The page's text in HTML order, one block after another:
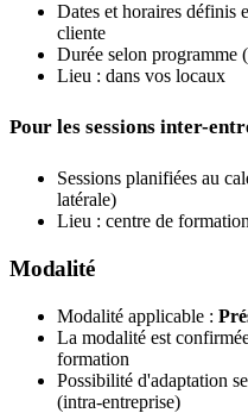
Dates et horaires définis
cliente
Durée selon programme
Lieu : dans vos locaux
Pour les sessions inter-
Sessions planifiées au
latérale)
Lieu : centre de
Modalité
Modalité applicable :
La modalité est
formation
Possibilité d'adaptation
(intra-entreprise)